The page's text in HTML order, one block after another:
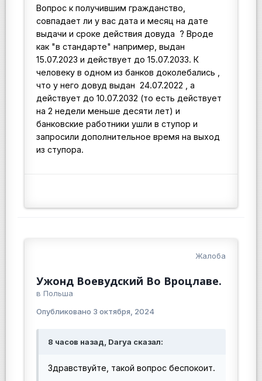
Вопрос к получившим гражданство,
совпадает ли у вас дата и месяц на дате
выдачи и сроке действия довуда ? Вроде
как "в стандарте" например, выдан
15.07.2023 и действует до 15.07.2033. К
человеку в одном из банков доколебались ,
что у него довуд выдан 24.07.2022 , а
действует до 10.07.2032 (то есть действует
на 2 недели меньше десяти лет) и
банковские работники ушли в ступор и
запросили дополнительное время на выход
из ступора.
Жалоба
Ужонд Воевудский Во Вроцлаве.
в Польша
Опубликовано 3 октября, 2024
8 часов назад, Darya сказал:
Здравствуйте, такой вопрос беспокоит.